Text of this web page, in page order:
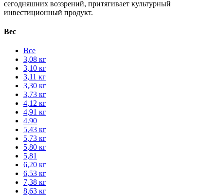
сегодняшних воззрений, притягивает культурный
инвестиционный продукт.
Вес
Все
3,08 кг
3,10 кг
3,11 кг
3,30 кг
3,73 кг
4,12 кг
4,91 кг
4.90
5,43 кг
5,73 кг
5,80 кг
5,81
6,20 кг
6,53 кг
7,38 кг
8,63 кг